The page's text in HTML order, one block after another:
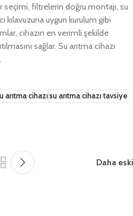
seçimi, filtrelerin doğru montajı, su
kılavuzuna uygun kurulum gibi
cihazın en verimli şekilde
sağlar. Su arıtma cihazı
arıtma cihazısu arıtma cihazı tavsiye
Daha eski